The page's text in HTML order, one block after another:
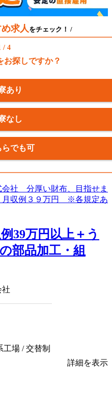
求人をチェック！ /
/ 4
お探しですか？
あり
なし
らでも可
39万円以上＋う
部品加工・組
社
場 / 交替制
詳細を表示